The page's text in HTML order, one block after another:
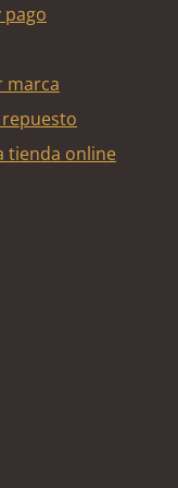
pago
marca
tienda online